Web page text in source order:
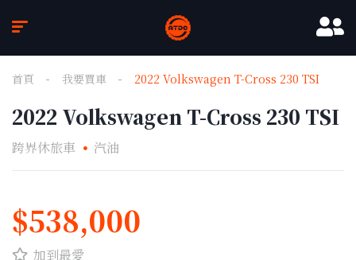
首頁 我要買車 2022 Volkswagen T-Cross 230 TSI
2022 Volkswagen T-Cross 230 TSI
跨界休旅車 汽油
$538,000
加到最愛